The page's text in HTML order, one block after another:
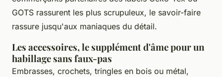
GOTS rassurent les plus scrupuleux, le savoir-faire
rassure jusqu'aux maniaques du détail.
Les accessoires, le supplément d'âme pour un
habillage sans faux-pas
Embrasses, crochets, tringles en bois ou métal,